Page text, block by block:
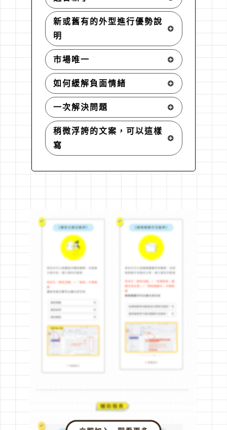
新或舊有的外型進行優勢說
明
市場唯一
如何緩解負面情緒
一次解決問題
稍微浮誇的文案，可以這樣
寫